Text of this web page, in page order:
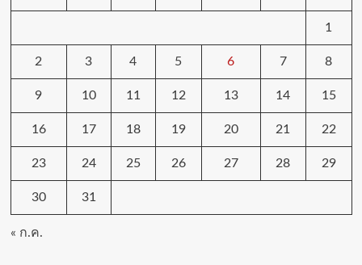
1
2 3 4 5 6 7 8
9 10 11 12 13 14 15
16 17 18 19 20 21 22
23 24 25 26 27 28 29
30 31
« ก.ค.